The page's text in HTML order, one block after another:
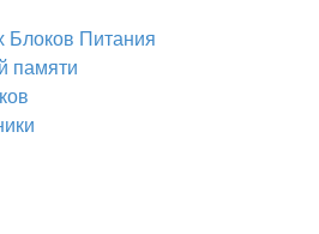
Питания
памяти